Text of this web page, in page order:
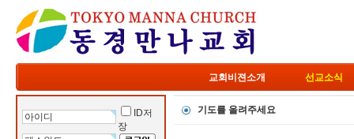
교회비젼소개 선교소식
ID저
장
기도를 올려주세요